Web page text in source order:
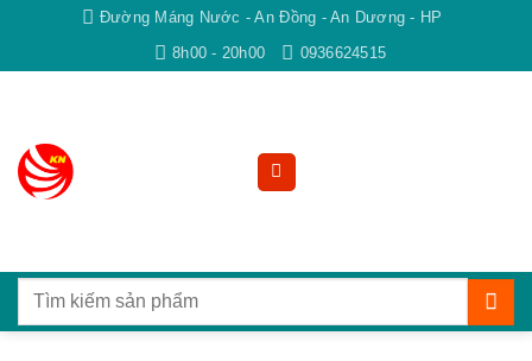
nội
Đường Máng Nước - An Đồng - An Dương - HP
8h00 - 20h00
0936624515
Tìm